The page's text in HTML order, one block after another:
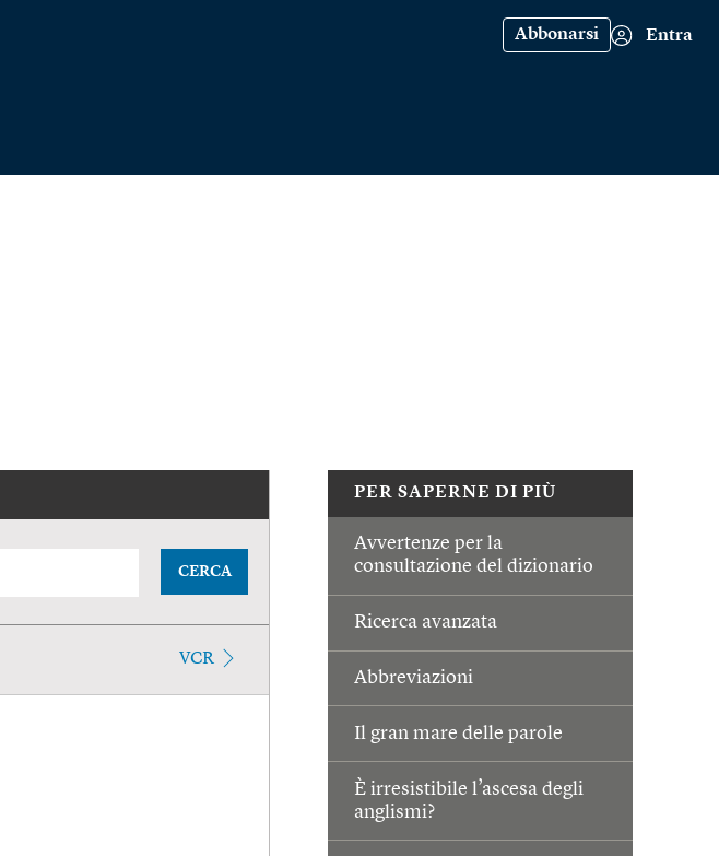
Abbonarsi Entra
PER SAPERNE DI PIÙ
Avvertenze per la
consultazione del dizionario
Ricerca avanzata
Abbreviazioni
Il gran mare delle parole
È irresistibile l’ascesa degli
anglismi?
CERCA
VCR